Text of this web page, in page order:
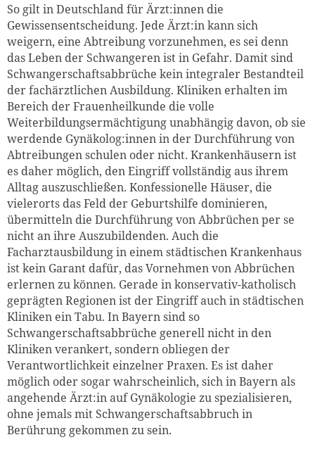
So gilt in Deutschland für Ärzt:innen die
Gewissensentscheidung. Jede Ärzt:in kann sich
weigern, eine Abtreibung vorzunehmen, es sei denn
das Leben der Schwangeren ist in Gefahr. Damit sind
Schwangerschaftsabbrüche kein integraler Bestandteil
der fachärztlichen Ausbildung. Kliniken erhalten im
Bereich der Frauenheilkunde die volle
Weiterbildungsermächtigung unabhängig davon, ob sie
werdende Gynäkolog:innen in der Durchführung von
Abtreibungen schulen oder nicht. Krankenhäusern ist
es daher möglich, den Eingriff vollständig aus ihrem
Alltag auszuschließen. Konfessionelle Häuser, die
vielerorts das Feld der Geburtshilfe dominieren,
übermitteln die Durchführung von Abbrüchen per se
nicht an ihre Auszubildenden. Auch die
Facharztausbildung in einem städtischen Krankenhaus
ist kein Garant dafür, das Vornehmen von Abbrüchen
erlernen zu können. Gerade in konservativ-katholisch
geprägten Regionen ist der Eingriff auch in städtischen
Kliniken ein Tabu. In Bayern sind so
Schwangerschaftsabbrüche generell nicht in den
Kliniken verankert, sondern obliegen der
Verantwortlichkeit einzelner Praxen. Es ist daher
möglich oder sogar wahrscheinlich, sich in Bayern als
angehende Ärzt:in auf Gynäkologie zu spezialisieren,
ohne jemals mit Schwangerschaftsabbruch in
Berührung gekommen zu sein.